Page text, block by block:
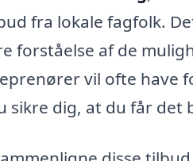
fra lokale fagfolk.
forståelse af de
vil ofte have
dig, at du får det